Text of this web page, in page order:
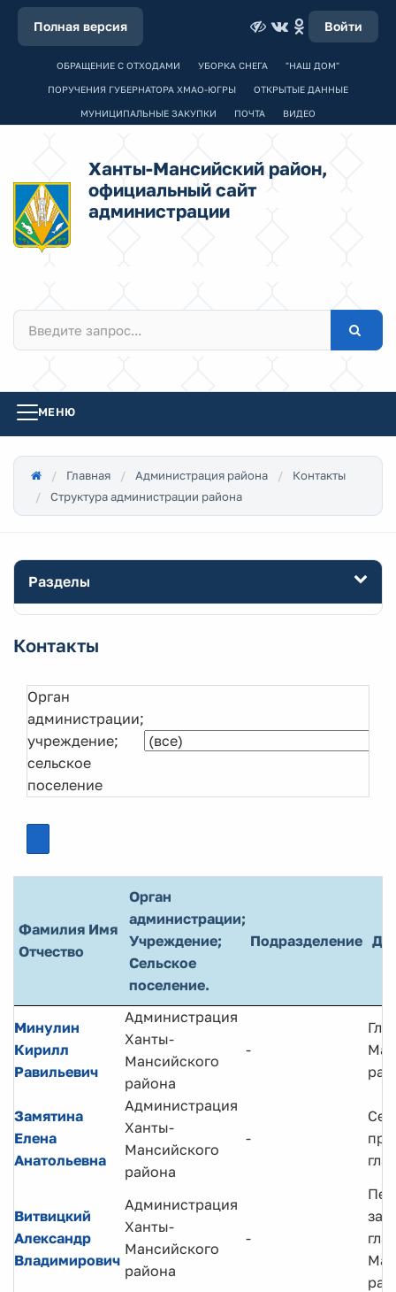
Полная версия Войти
ОБРАЩЕНИЕ С ОТХОДАМИ УБОРКА СНЕГА "НАШ ДОМ"
ПОРУЧЕНИЯ ГУБЕРНАТОРА ХМАО-ЮГРЫ ОТКРЫТЫЕ ДАННЫЕ
МУНИЦИПАЛЬНЫЕ ЗАКУПКИ ПОЧТА ВИДЕО
Ханты-Мансийский район,
официальный сайт
администрации
МЕНЮ
Главная Администрация района
Контакты
Структура администрации района
Разделы
Контакты
Орган
администрации;
учреждение;
сельское
поселение
Фамилия Имя
Отчество
Орган
администрации;
Учреждение;
Сельское
поселение.
Подразделение
Минулин
Кирилл
Равильевич
Администрация
Ханты-
Мансийского
района
-
Замятина
Елена
Анатольевна
Администрация
Ханты-
Мансийского
района
-
Витвицкий
Александр
Владимирович
Администрация
Ханты-
Мансийского
района
-